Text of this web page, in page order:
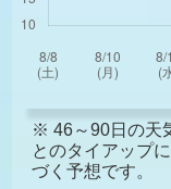
※ 46～90日の天
とのタイアップ
づく予想です。